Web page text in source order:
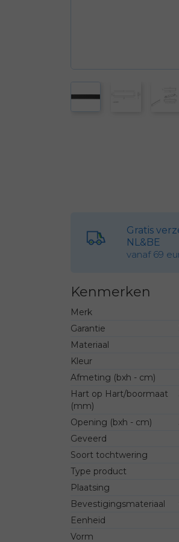
Gratis
NL&BE
vanaf 69
Kenmerken
Merk
Garantie
Materiaal
Kleur
Afmeting (bxh - cm)
Hart op Hart/boormaat
(mm)
Opening (bxh - cm)
Geveerd
Soort tochtwering
Type product
Plaatsing
Bevestigingsmateriaal
Eenheid
Vorm